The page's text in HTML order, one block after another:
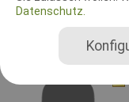
Datenschutz.
RICHTER UND